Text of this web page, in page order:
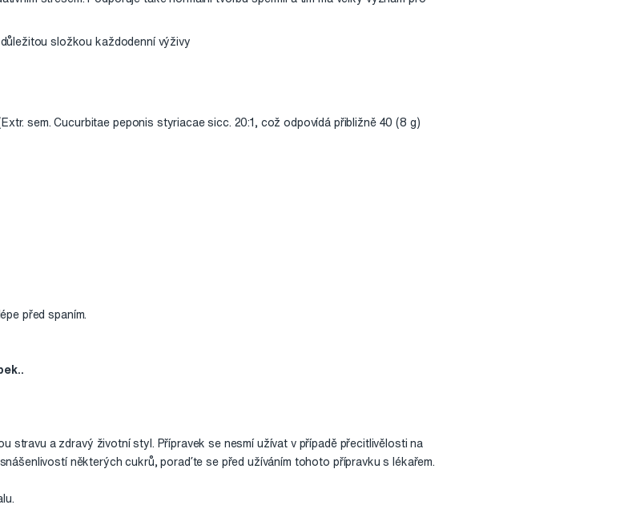
složkou každodenní výživy
sem. Cucurbitae peponis styriacae sicc. 20:1, což odpovídá přibližně 40 (8 g)
před spaním.
stravu a zdravý životní styl. Přípravek se nesmí užívat v případě přecitlivělosti na
některých cukrů, poraďte se před užíváním tohoto přípravku s lékařem.